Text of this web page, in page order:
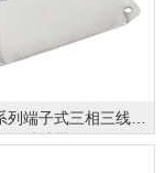
列端子式三相三线电
源滤波器